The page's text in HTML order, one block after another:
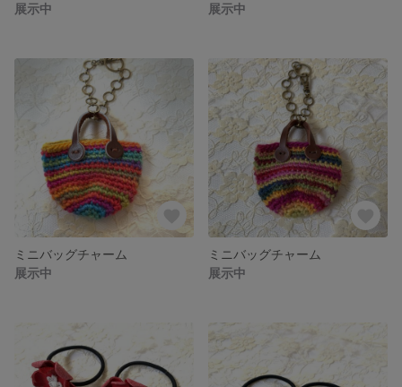
展示中
展示中
ミニバッグチャーム
展示中
ミニバッグチャーム
展示中